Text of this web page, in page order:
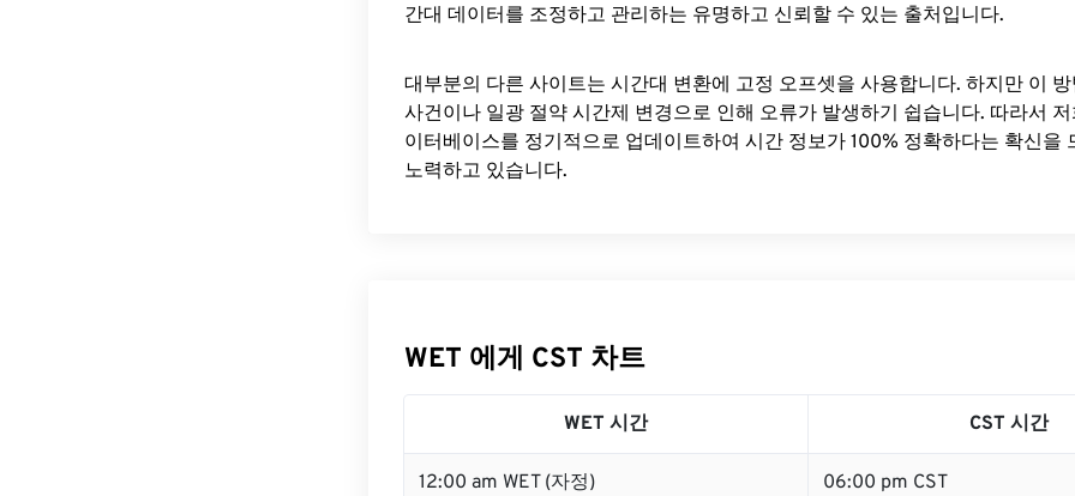
간대 데이터를 조정하고 관리하는 유명하고 신뢰할 수 있는 출처입니다.
대부분의 다른 사이트는 시간대 변환에 ​​고정 오프셋을 사용합니다. 하지만 이
사건이나 일광 절약 시간제 변경으로 인해 오류가 발생하기 쉽습니다. 따라서 저
이터베이스를 정기적으로 업데이트하여 시간 정보가 100% 정확하다는 확신을
노력하고 있습니다.
WET 에게 CST 차트
WET 시간 CST 시간
12:00 am WET (자정) 06:00 pm CST